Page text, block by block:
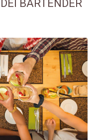
BARTENDER